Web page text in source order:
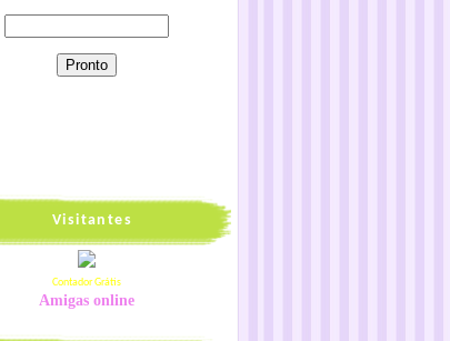
Visitantes
Contador Grátis
Amigas online